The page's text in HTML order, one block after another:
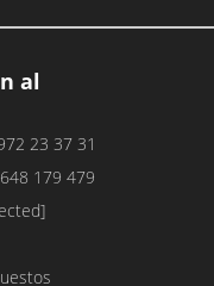
al
23 37 31
179 479